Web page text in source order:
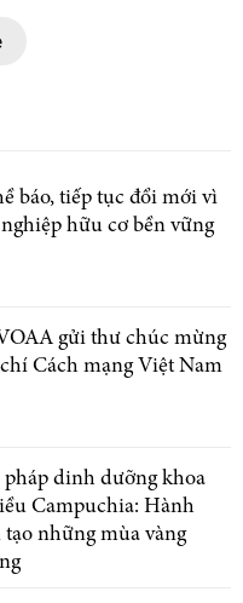
báo, tiếp tục đổi mới vì
hữu cơ bền vững
gửi thư chúc mừng
Cách mạng Việt Nam
pháp dinh dưỡng khoa
Campuchia: Hành
những mùa vàng